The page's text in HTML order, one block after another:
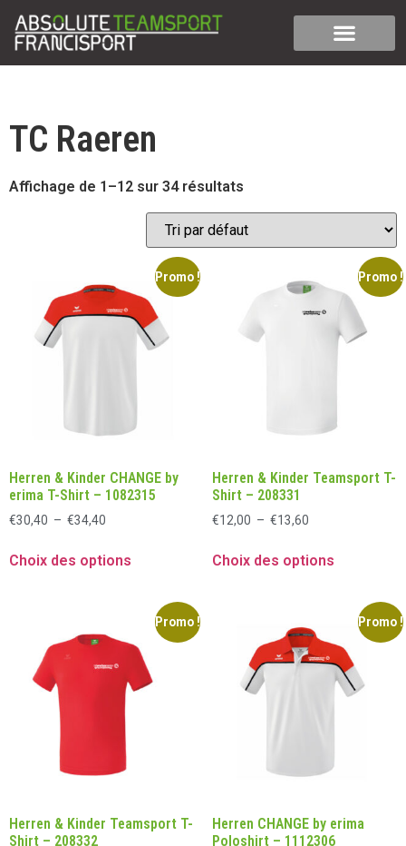
TC Raeren
Affichage de 1–12 sur 34 résultats
Promo !
Herren & Kinder CHANGE by
erima T-Shirt – 1082315
€30,40 – €34,40
Choix des options
Promo !
Herren & Kinder Teamsport T-
Shirt – 208331
€12,00 – €13,60
Choix des options
Promo !
Herren & Kinder Teamsport T-
Shirt – 208332
Promo !
Herren CHANGE by erima
Poloshirt – 1112306